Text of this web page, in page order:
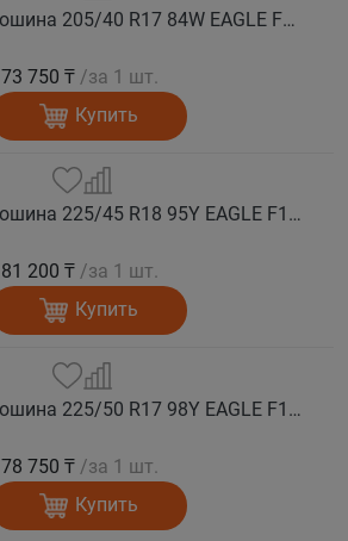
GOODYEAR Автошина 205/40 R17 84W EAGLE F1 ASYMMETRIC 6 XL FP лето
73 750 ₸ /за 1 шт.
Купить
GOODYEAR Автошина 225/45 R18 95Y EAGLE F1 ASYMMETRIC 6 XL FP лето
81 200 ₸ /за 1 шт.
Купить
GOODYEAR Автошина 225/50 R17 98Y EAGLE F1 ASYMMETRIC 6 XL FP лето
78 750 ₸ /за 1 шт.
Купить